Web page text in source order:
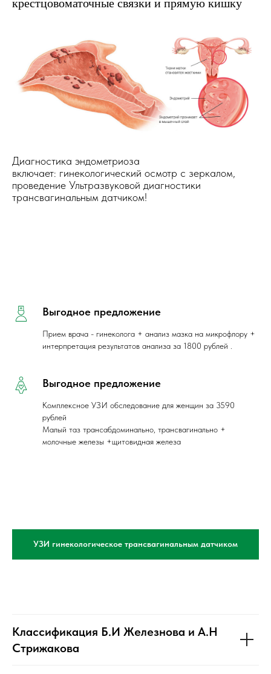
крестцовоматочные связки и прямую кишку
Диагностика эндометриоза
включает: гинекологический осмотр с зеркалом,
проведение Ультразвуковой диагностики
трансвагинальным датчиком!
Выгодное предложение
Прием врача - гинеколога + анализ мазка на микрофлору +
интерпретация результатов анализа за 1800 рублей .
Выгодное предложение
Комплексное УЗИ обследование для женщин за 3590
рублей
Малый таз трансабдоминально, трансвагинально +
молочные железы +щитовидная железа
УЗИ гинекологическое трансвагинальным датчиком
Классификация Б.И Железнова и А.Н
Стрижакова